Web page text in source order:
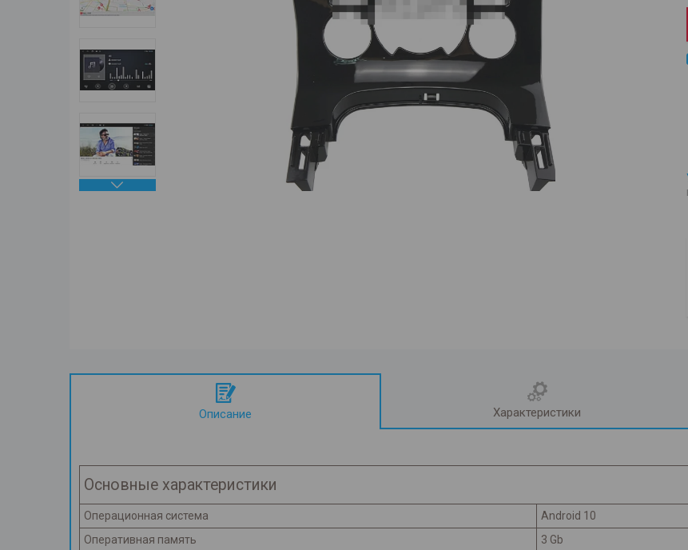
Описание Характеристики
Основные характеристики
Операционная система
Android 10
Оперативная память
3 Gb